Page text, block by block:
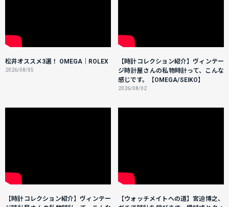
松井オススメ3選！ OMEGA｜ROLEX
2026/08/05
【時計コレクション紹介】ヴィンテー
ジ時計屋さんの私物時計って、こんな
感じです。【OMEGA/SEIKO】
2026/08/02
【時計コレクション紹介】ヴィンテー
【ウォッチメイトへの道】宮迫博之、